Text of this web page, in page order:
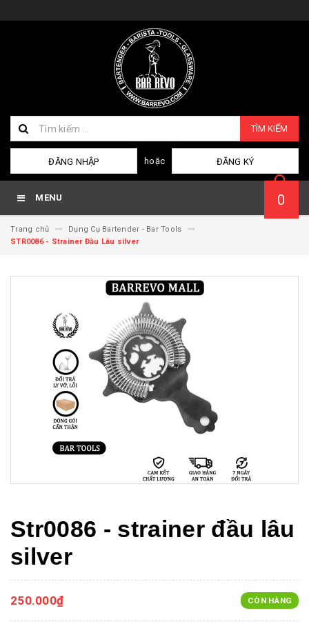
TÌM KIẾM
ĐĂNG NHẬP hoặc ĐĂNG KÝ
MENU 0
Trang chủ
Dụng Cụ Bartender - Bar Tools
STR0086 - Strainer Đầu Lâu silver
Str0086 - strainer đầu lâu
silver
250.000₫ CÒN HÀNG